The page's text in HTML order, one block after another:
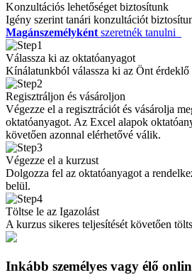
Konzultációs lehetőséget biztosítunk
Igény szerint tanári konzultációt
Magánszemélyként szeretnék tanulni
Válassza ki az oktatóanyagot
Kínálatunkból válassza ki az Önt érdeklő
Regisztráljon és vásároljon
Végezze el a regisztrációt és vásárolja
oktatóanyagot. Az Excel alapok
követően azonnal elérhetővé válik.
Végezze el a kurzust
Dolgozza fel az oktatóanyagot a
belül.
Töltse le az Igazolást
A kurzus sikeres teljesítését követően
Inkább személyes vagy élő